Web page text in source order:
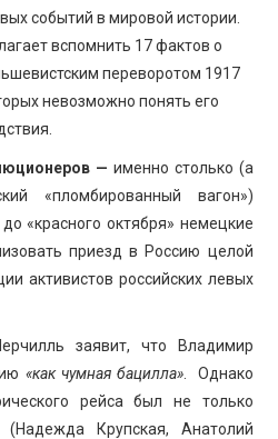
событий в мировой истории.
вспомнить 17 фактов о
переворотом 1917
невозможно понять его
— именно столько (а
«пломбированный вагон»)
«красного октября» немецкие
приезд в Россию целой
активистов российских левых
заявит, что Владимир
«как чумная бацилла». Однако
рейса был не только
Крупская, Анатолий